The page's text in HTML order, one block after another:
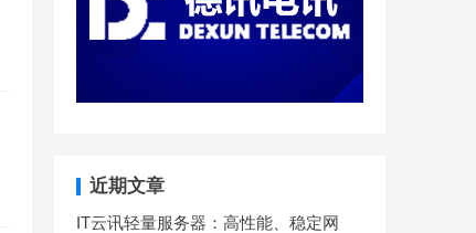
近期文章
IT云讯轻量服务器：高性能、稳定网